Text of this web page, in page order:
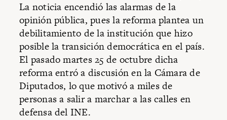
La noticia encendió las alarmas de la
opinión pública, pues la reforma plantea un
debilitamiento de la institución que hizo
posible la transición democrática en el país.
El pasado martes 25 de octubre dicha
reforma entró a discusión en la Cámara de
Diputados, lo que motivó a miles de
personas a salir a marchar a las calles en
defensa del INE.